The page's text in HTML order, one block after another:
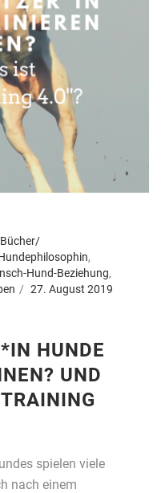
,
Hund-Beziehung,
27. August 2019
HUNDE
UND
spielen viele
nach einem